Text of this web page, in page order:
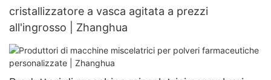
cristallizzatore a vasca agitata a prezzi
all'ingrosso | Zhanghua